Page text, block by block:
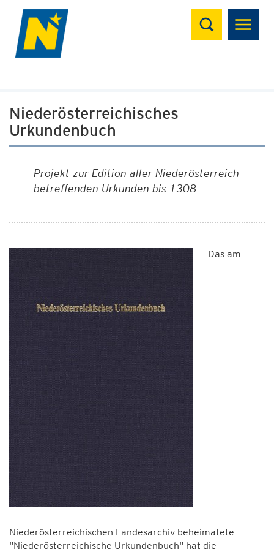
Suchen
Niederösterreichisches
Urkundenbuch
Projekt zur Edition aller Niederösterreich
betreffenden Urkunden bis 1308
Das am
Niederösterreichischen Landesarchiv beheimatete
"Niederösterreichische Urkundenbuch" hat die